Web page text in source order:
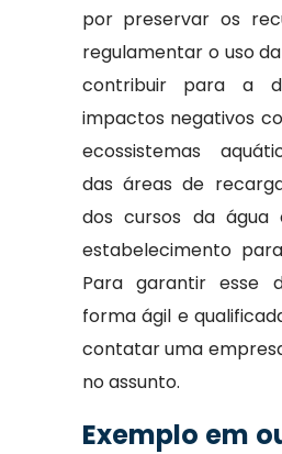
por preservar os
regulamentar o uso
contribuir para a
impactos negativos
ecossistemas
das áreas de
dos cursos da água
estabelecimento
Para garantir esse
forma ágil e
contatar uma
no assunto.
Exemplo em